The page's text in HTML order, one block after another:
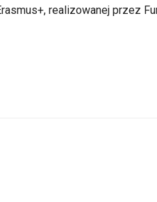
realizowanej przez